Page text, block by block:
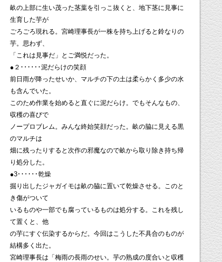
畝の上部に生い茂った茎葉を引っこ抜くと、地下茎に見事に
生育した芋が
ごろごろ現れる。宮崎理事長が一株を持ち上げると鈴なりの
芋。思わず、
「これは見事だ」とご満悦だった。
●２･･････泥だらけの笑顔
前日雨が降ったせいか、マルチの下の土は柔らかく多少の水
も含んでいた。
このため作業を始めると直ぐに泥だらけ。でもそんなもの、
収穫の喜びで
ノープロブレム。みんな終始笑顔だった。畝の脇に見える黒
のマルチは
畑に残ったりすると次作の邪魔なので畝から取り除き持ち帰
り処分した。
●3･･････乾燥
掘り出したジャガイモは畝の脇に置いて乾燥させる。このと
き傷がついて
いるものや一部でも腐っているものは処分する。これを残し
て置くと、他
の芋にすぐ伝染するからだ。今回はこうした不具合のものが
結構多く出た。
宮崎理事長は「梅雨の長雨のせい。芋の熟成の度合いと収穫